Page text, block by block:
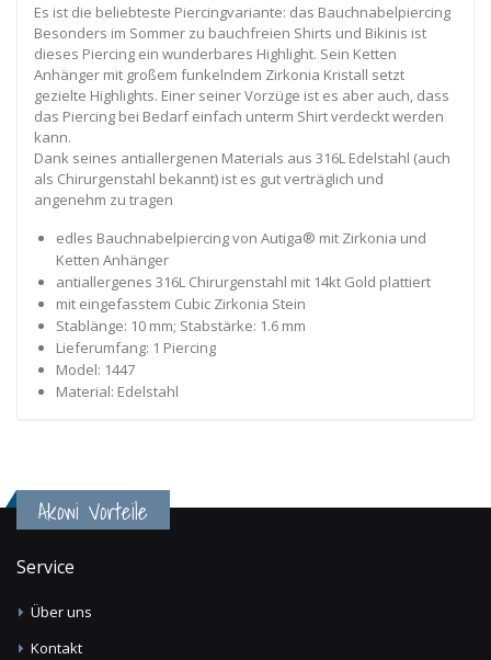
Es ist die beliebteste Piercingvariante: das Bauchnabelpiercing
Besonders im Sommer zu bauchfreien Shirts und Bikinis ist
dieses Piercing ein wunderbares Highlight. Sein Ketten
Anhänger mit großem funkelndem Zirkonia Kristall setzt
gezielte Highlights. Einer seiner Vorzüge ist es aber auch, dass
das Piercing bei Bedarf einfach unterm Shirt verdeckt werden
kann.
Dank seines antiallergenen Materials aus 316L Edelstahl (auch
als Chirurgenstahl bekannt) ist es gut verträglich und
angenehm zu tragen
edles Bauchnabelpiercing von Autiga® mit Zirkonia und
Ketten Anhänger
antiallergenes 316L Chirurgenstahl mit 14kt Gold plattiert
mit eingefasstem Cubic Zirkonia Stein
Stablänge: 10 mm; Stabstärke: 1.6 mm
Lieferumfang: 1 Piercing
Model: 1447
Material: Edelstahl
Akowi Vorteile
Service
Über uns
Kontakt